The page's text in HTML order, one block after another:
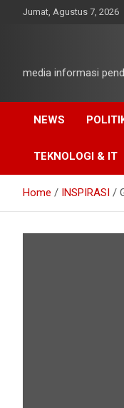
Jumat, Agustus 7, 2026
media informasi
NEWS
TEKNOLOGI & IT
Home INSPIRASI